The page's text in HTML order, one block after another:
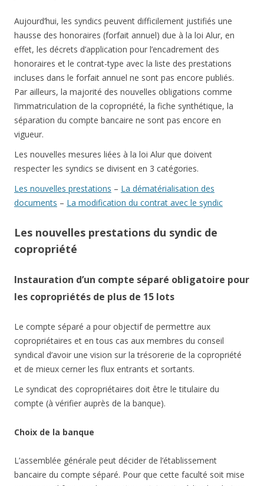
Aujourd’hui, les syndics peuvent difficilement justifiés une
hausse des honoraires (forfait annuel) due à la loi Alur, en
effet, les décrets d’application pour l’encadrement des
honoraires et le contrat-type avec la liste des prestations
incluses dans le forfait annuel ne sont pas encore publiés.
Par ailleurs, la majorité des nouvelles obligations comme
l’immatriculation de la copropriété, la fiche synthétique, la
séparation du compte bancaire ne sont pas encore en
vigueur.
Les nouvelles mesures liées à la loi Alur que doivent
respecter les syndics se divisent en 3 catégories.
Les nouvelles prestations – La dématérialisation des
documents – La modification du contrat avec le syndic
Les nouvelles prestations du syndic de
copropriété
Instauration d’un compte séparé obligatoire pour
les copropriétés de plus de 15 lots
Le compte séparé a pour objectif de permettre aux
copropriétaires et en tous cas aux membres du conseil
syndical d’avoir une vision sur la trésorerie de la copropriété
et de mieux cerner les flux entrants et sortants.
Le syndicat des copropriétaires doit être le titulaire du
compte (à vérifier auprès de la banque).
Choix de la banque
L’assemblée générale peut décider de l’établissement
bancaire du compte séparé. Pour que cette faculté soit mise